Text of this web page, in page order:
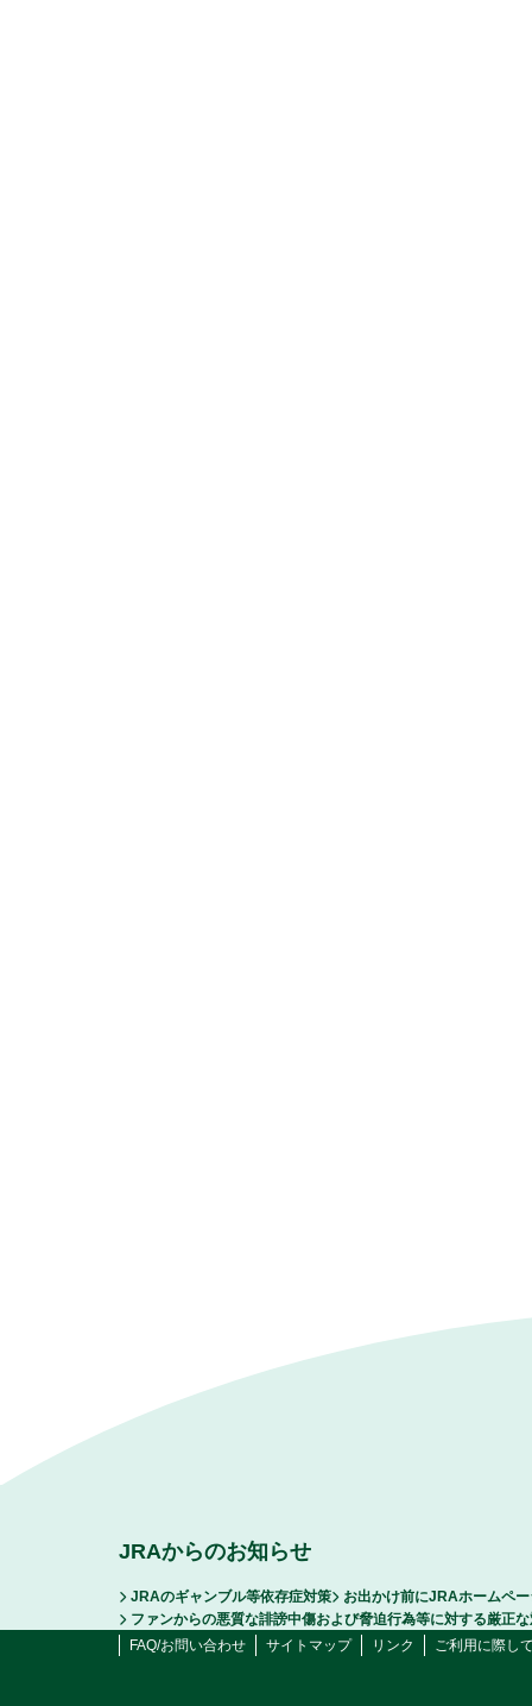
JRAからのお知らせ
JRAのギャンブル等依存症対策
お出かけ前にJRAホームペ
ファンからの悪質な誹謗中傷および脅迫行為等に対する厳正
FAQ/お問い合わせ
サイトマップ リンク ご利用に際し